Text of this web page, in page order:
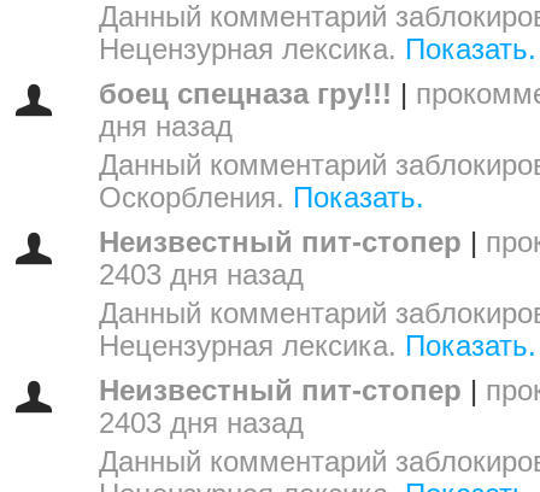
Данный комментарий
Нецензурная лексика. Показать.
боец спецназа гру!!!
дня назад
Данный комментарий
Оскорбления. Показать.
Неизвестный пит-стопер
2403 дня назад
Данный комментарий
Нецензурная лексика. Показать.
Неизвестный пит-стопер
2403 дня назад
Данный комментарий